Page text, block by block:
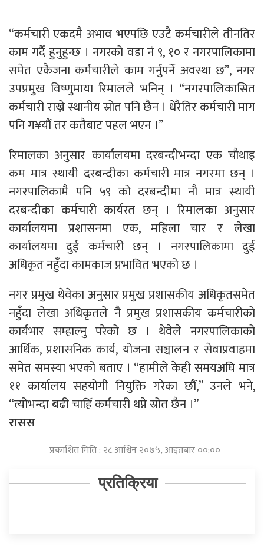
“कर्मचारी एकदमै अभाव भएपछि एउटै कर्मचारीले तीनतिर
काम गर्दै हुनुहुन्छ । नगरको वडा नं ९, १० र नगरपालिकामा
समेत एकैजना कर्मचारीले काम गर्नुपर्ने अवस्था छ”, नगर
उपप्रमुख विष्णुमाया रिमालले भनिन् । “नगरपालिकासित
कर्मचारी राख्ने स्थानीय स्रोत पनि छैन । धेरैतिर कर्मचारी माग
पनि ग¥यौँ तर कतैबाट पहल भएन ।”
रिमालका अनुसार कार्यालयमा दरबन्दीभन्दा एक चौथाइ
कम मात्र स्थायी दरबन्दीका कर्मचारी मात्र नगरमा छन् ।
नगरपालिकामै पनि ५९ को दरबन्दीमा नौ मात्र स्थायी
दरबन्दीका कर्मचारी कार्यरत छन् । रिमालका अनुसार
कार्यालयमा प्रशासनमा एक, महिला चार र लेखा
कार्यालयमा दुई कर्मचारी छन् । नगरपालिकामा दुई
अधिकृत नहुँदा कामकाज प्रभावित भएको छ ।
नगर प्रमुख थेवेका अनुसार प्रमुख प्रशासकीय अधिकृतसमेत
नहुँदा लेखा अधिकृतले नै प्रमुख प्रशासकीय कर्मचारीको
कार्यभार सम्हाल्नु परेको छ । थेवेले नगरपालिकाको
आर्थिक, प्रशासनिक कार्य, योजना सञ्चालन र सेवाप्रवाहमा
समेत समस्या भएको बताए । “हामीले केही समयअघि मात्र
११ कार्यालय सहयोगी नियुक्ति गरेका छौँ,” उनले भने,
“त्योभन्दा बढी चाहिँ कर्मचारी थप्ने स्रोत छैन ।”
रासस
प्रकाशित मिति : २८ आश्विन २०७५, आइतबार ००:००
प्रतिक्रिया